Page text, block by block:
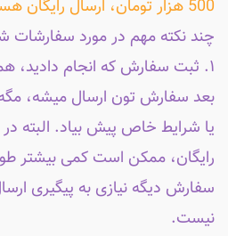
500 هزار تومان، ارسال رایگان هست...
چند نکته مهم در مورد سفارشات
۱. ثبت سفارش که انجام دادید،
بعد سفارش تون ارسال میشه،
یا شرایط خاص پیش بیاد. البته
رایگان، ممکن است کمی بیشتر
سفارش دیگه نیازی به پیگیری
نیست.